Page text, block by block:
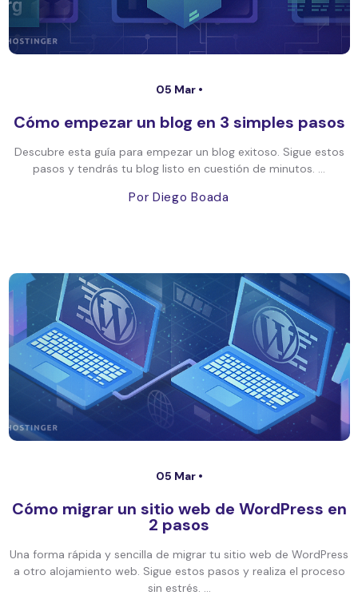
05 Mar •
Cómo empezar un blog en 3 simples pasos
Descubre esta guía para empezar un blog exitoso. Sigue estos
pasos y tendrás tu blog listo en cuestión de minutos. ...
Por Diego Boada
05 Mar •
Cómo migrar un sitio web de WordPress en
2 pasos
Una forma rápida y sencilla de migrar tu sitio web de WordPress
a otro alojamiento web. Sigue estos pasos y realiza el proceso
sin estrés. ...